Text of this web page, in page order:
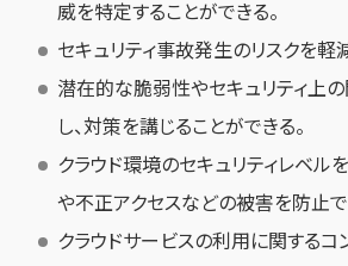
威を特定することができる。
セキュリティ事故発生のリスクを軽
潜在的な脆弱性やセキュリティ上
し、対策を講じることができる。
クラウド環境のセキュリティレベル
や不正アクセスなどの被害を防止で
クラウドサービスの利用に関するコ